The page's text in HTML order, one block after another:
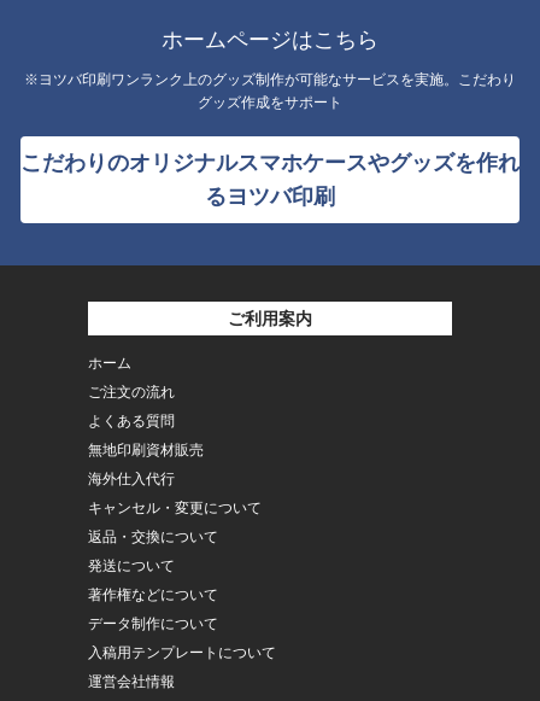
ホームページはこちら
※ヨツバ印刷ワンランク上のグッズ制作が可能なサービスを実施。こだわり
グッズ作成をサポート
こだわりのオリジナルスマホケースやグッズを作れ
るヨツバ印刷
ご利用案内
ホーム
ご注文の流れ
よくある質問
無地印刷資材販売
海外仕入代行
キャンセル・変更について
返品・交換について
発送について
著作権などについて
データ制作について
入稿用テンプレートについて
運営会社情報